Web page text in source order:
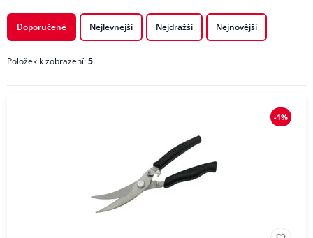
CENA
ZNAČKA
Doporučené Nejlevnejší Nejdražší Nejnovější
Položek k zobrazení:5
-1%